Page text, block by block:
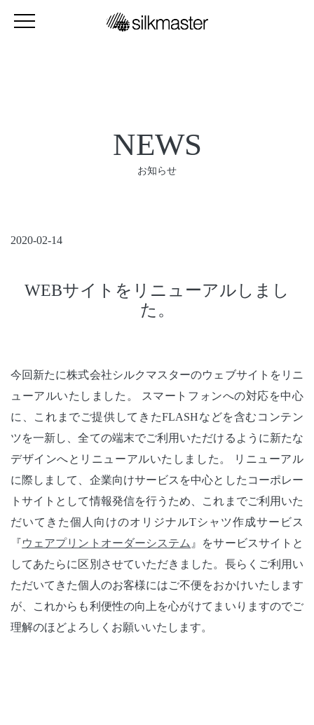
NEWS
お知らせ
2020-02-14
WEBサイトをリニューアルしまし
た。
今回新たに株式会社シルクマスターのウェブサイトをリニ
ューアルいたしました。
スマートフォンへの対応を中心
に、これまでご提供してきたFLASHなどを含むコンテン
ツを一新し、全ての端末でご利用いただけるように新たな
デザインへとリニューアルいたしました。 リニューアル
に際しまして、企業向けサービスを中心としたコーポレー
トサイトとして情報発信を行うため、これまでご利用いた
だいてきた個人向けのオリジナルTシャツ作成サービス
『ウェアプリントオーダーシステム 』をサービスサイトと
してあたらに区別させていただきました。長らくご利用い
ただいてきた個人のお客様にはご不便をおかけいたします
が、これからも利便性の向上を心がけてまいりますのでご
理解のほどよろしくお願いいたします。